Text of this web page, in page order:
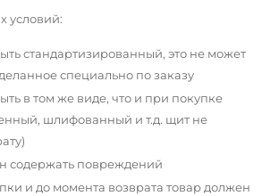
условий:
стандартизированный, это не может
специально по заказу
в том же виде, что и при покупке
шлифованный и т.д. щит не
содержать повреждений
и до момента возврата товар должен